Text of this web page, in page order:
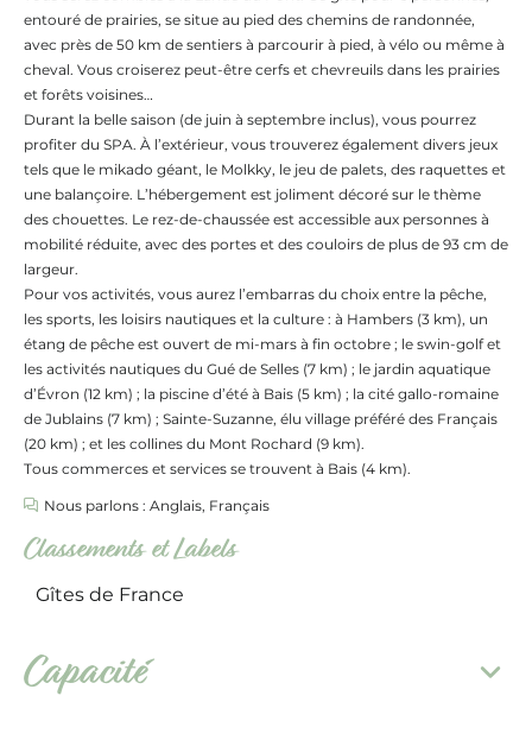
entouré de prairies, se situe au pied des chemins de randonnée,
avec près de 50 km de sentiers à parcourir à pied, à vélo ou même à
cheval. Vous croiserez peut-être cerfs et chevreuils dans les prairies
et forêts voisines…
Durant la belle saison (de juin à septembre inclus), vous pourrez
profiter du SPA. À l’extérieur, vous trouverez également divers jeux
tels que le mikado géant, le Molkky, le jeu de palets, des raquettes et
une balançoire. L’hébergement est joliment décoré sur le thème
des chouettes. Le rez-de-chaussée est accessible aux personnes à
mobilité réduite, avec des portes et des couloirs de plus de 93 cm de
largeur.
Pour vos activités, vous aurez l’embarras du choix entre la pêche,
les sports, les loisirs nautiques et la culture : à Hambers (3 km), un
étang de pêche est ouvert de mi-mars à fin octobre ; le swin-golf et
les activités nautiques du Gué de Selles (7 km) ; le jardin aquatique
d’Évron (12 km) ; la piscine d’été à Bais (5 km) ; la cité gallo-romaine
de Jublains (7 km) ; Sainte-Suzanne, élu village préféré des Français
(20 km) ; et les collines du Mont Rochard (9 km).
Tous commerces et services se trouvent à Bais (4 km).
Nous parlons : Anglais, Français
Classements et Labels
Gîtes de France
Capacité